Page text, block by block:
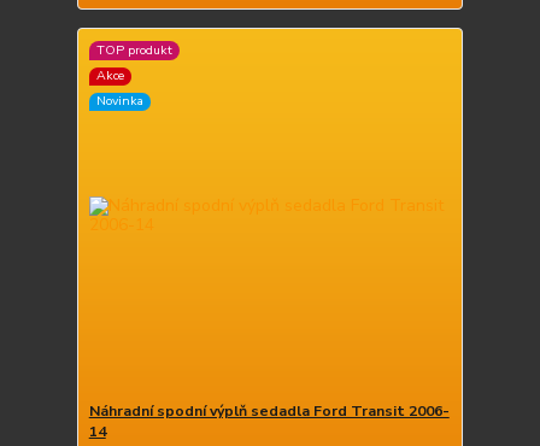
TOP produkt
Akce
Novinka
Náhradní spodní výplň sedadla Ford Transit 2006-
14